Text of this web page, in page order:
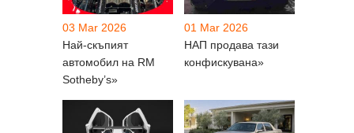
03 Mar 2026
Най-скъпият
автомобил на RM
Sotheby’s»
01 Mar 2026
НАП продава тази
конфискувана»